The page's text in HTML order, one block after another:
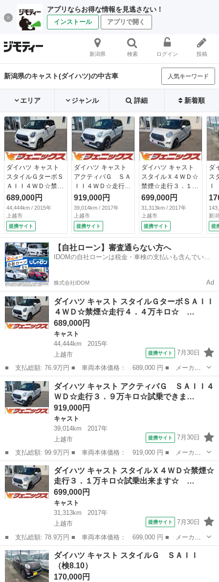
アプリならお得な情報を見逃さない！
インストール アプリで開く
新潟県 検索 ログイン 投稿
新潟県のキャスト(ダイハツ)の中古車 人気キーワード
エリア ジャンル 詳細 新着順
ダイハツ キャスト
スタイルＧターボＳ
ＡＩＩ４ＷＤ☆禁煙
☆走行４．４万キロ
☆ ４ＷＤ☆ターボ
☆禁煙☆走行４．４
万キロ☆１０型ディ
スプレイオーディオ
衝突軽減ブレーキ☆
車線逸脱警報☆☆ス
マートキー☆プッシ
ュスタート☆ＬＥＤ
ヘッドライト☆ＬＥ
Ｄフォグランプ☆リ
アソナー☆試乗ＯＫ
☆ （検8.10）
689,000円
44,444km / 2015年
上越市
提携サイト
ダイハツ キャスト
アクティバＧ ＳＡ
ＩＩ４ＷＤ☆走行
３．９万キロ☆試乗
できます ４ＷＤ☆
禁煙☆走行３．９万
キロ☆デザインフィ
ルムトップ☆純正ナ
ビ☆ＴＶ☆バックカ
メラ☆衝突軽減ブレ
ーキ☆車線逸脱警報
ップ☆スマートキー
☆ＬＥＤライト☆試
乗ＯＫ （検10.2）
919,000円
39,014km / 2017年
上越市
提携サイト
ダイハツ キャスト
スタイルＸ４ＷＤ☆
禁煙☆走行３．１万
キロ☆試乗出来ます
☆ ４ＷＤ☆ケンウ
ッドメモリーナビ☆
フルセグＴＶ☆バッ
クモニター☆エコア
イドル☆ＥＴＣ☆Ｌ
ＥＤフォグランプ☆
スマートキー☆プッ
☆禁煙車☆試乗でき
ます☆ （車検整備
付）
699,000円
31,313km / 2017年
上越市
提携サイト
ダ
ス
Ｉ
新
提
【自社ローン】審査通らない方へ
IDOMの自社ローンは税金・車検の支払いも含んでいる
株式会社IDOM Ad
ダイハツ キャスト スタイルＧターボＳＡＩＩ
４ＷＤ☆禁煙☆走行４．４万キロ☆ …
689,000円
キャスト
44,444km
2015年
上越市
提携サイト 7月30日
■ 支払総額: 76.9万円 ■ 車両本体価格： 689,000 円 ■ メーカー
名： ダイハツ ■ 車種名： キャスト ■ グレード名： スタイル
ＧターボＳＡＩＩ４ＷＤ☆禁煙☆走行４．４万キロ☆ ４ＷＤ☆ター
ボ☆禁煙☆走...
新潟 上越市 キャスト
ダイハツ キャスト アクティバＧ ＳＡＩＩ４
ＷＤ☆走行３．９万キロ☆試乗できま…
919,000円
キャスト
39,014km
2017年
上越市
提携サイト 7月30日
■ 支払総額: 99.9万円 ■ 車両本体価格： 919,000 円 ■ メーカー
名： ダイハツ ■ 車種名： キャスト ■ グレード名： アクティ
バＧ ＳＡＩＩ４ＷＤ☆走行３．９万キロ☆試乗できます ４ＷＤ☆
禁煙☆走行３...
新潟 上越市 キャスト
ダイハツ キャスト スタイルＸ４ＷＤ☆禁煙☆
走行３．１万キロ☆試乗出来ます☆ …
699,000円
キャスト
31,313km
2017年
上越市
提携サイト 7月30日
■ 支払総額: 78.9万円 ■ 車両本体価格： 699,000 円 ■ メーカー
名： ダイハツ ■ 車種名： キャスト ■ グレード名： スタイル
Ｘ４ＷＤ☆禁煙☆走行３．１万キロ☆試乗出来ます☆ ４ＷＤ☆ケン
ウッドメモリ...
新潟 上越市 キャスト
ダイハツ キャスト スタイルＧ ＳＡＩＩ
（検8.10）
170,000円